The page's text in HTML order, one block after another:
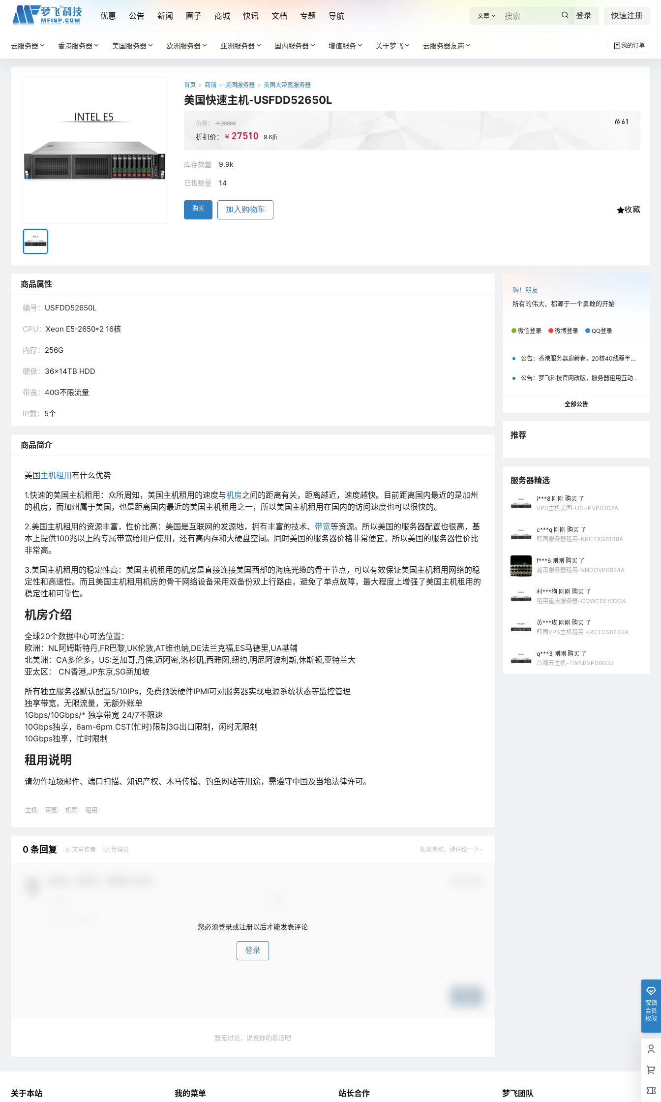
优惠 公告 新闻 圈子 商城 快讯 文档 专题 导航 文章 登录 快速注册
云服务器 香港服务器 美国服务器 欧洲服务器 亚洲服务器 国内服务器 增值服务 关于梦飞 云服务器友商 我的订单
首页 > 商铺 > 美国服务器 > 美国大带宽服务器
美国快速主机-USFDD52650L
价格： ￥28888
折扣价： ￥ 27510 9.6折
61
库存数量 9.9k
已售数量 14
购买 加入购物车 收藏
商品属性
编号： USFDD52650L
CPU： Xeon E5-2650*2 16核
内存： 256G
硬盘： 36x14TB HDD
带宽： 40G不限流量
IP数： 5个
商品简介
美国主机租用有什么优势
1.快速的美国主机租用：众所周知，美国主机租用的速度与机房之间的距离有关，距离越近，速度越快。目前距离国内最近的是加州
的机房，而加州属于美国，也是距离国内最近的美国主机租用之一，所以美国主机租用在国内的访问速度也可以很快的。
2.美国主机租用的资源丰富，性价比高：美国是互联网的发源地，拥有丰富的技术、 带宽等资源。所以美国的服务器配置也很高，基
本上提供100兆以上的专属带宽给用户使用，还有高内存和大硬盘空间。同时美国的服务器价格非常便宜，所以美国的服务器性价比
非常高。
3.美国主机租用的稳定性高：美国主机租用的机房是直接连接美国西部的海底光缆的骨干节点，可以有效保证美国主机租用网络的稳
定性和高速性。而且美国主机租用机房的骨干网络设备采用双备份双上行路由，避免了单点故障，最大程度上增强了美国主机租用的
稳定性和可靠性。
机房介绍
全球20个数据中心可选位置：
欧洲：NL阿姆斯特丹,FR巴黎,UK伦敦,AT维也纳,DE法兰克福,ES马德里,UA基辅
北美洲：CA多伦多，US:芝加哥,丹佛,迈阿密,洛杉矶,西雅图,纽约,明尼阿波利斯,休斯顿,亚特兰大
亚太区： CN香港,JP东京,SG新加坡
所有独立服务器默认配置5/10IPs，免费预装硬件IPMI可对服务器实现电源系统状态等监控管理
独享带宽，无限流量，无额外账单
1Gbps/10Gbps/* 独享带宽 24/7不限速
10Gbps独享，6am-6pm CST(忙时)限制3G出口限制，闲时无限制
10Gbps独享，忙时限制
租用说明
请勿作垃圾邮件、端口扫描、知识产权、木马传播、钓鱼网站等用途，需遵守中国及当地法律许可。
主机 带宽 机房 租用
0 条回复 A 文章作者 M 管理员 如果喜欢，请评论一下~
您必须登录或注册以后才能发表评论
登录
暂无讨论，说说你的看法吧
嗨！朋友
所有的伟大，都源于一个勇敢的开始
微信登录 微博登录 QQ登录
公告： 香港服务器迎新春，20核40线程半价优惠500元起
公告： 梦飞科技官网改版，服务器租用互动评价彰显以用户为中心
全部公告
推荐
服务器精选
i***8 刚刚 购买 了
VPS主机美国-USHPVP0202A
c***q 刚刚 购买 了
韩国服务器租用-KRCTXG6138A
f***6 刚刚 购买 了
越南服务器租用-VNDOVP0824A
村***狗 刚刚 购买 了
租用重庆服务器-CQWCDE5320A
黄***玫 刚刚 购买 了
韩国VPS主机租用 KRCTCS6432A
q***3 刚刚 购买 了
台湾云主机-TWNBVP08G32
解锁
会员
权限
关于本站 我的菜单 站长合作 梦飞团队